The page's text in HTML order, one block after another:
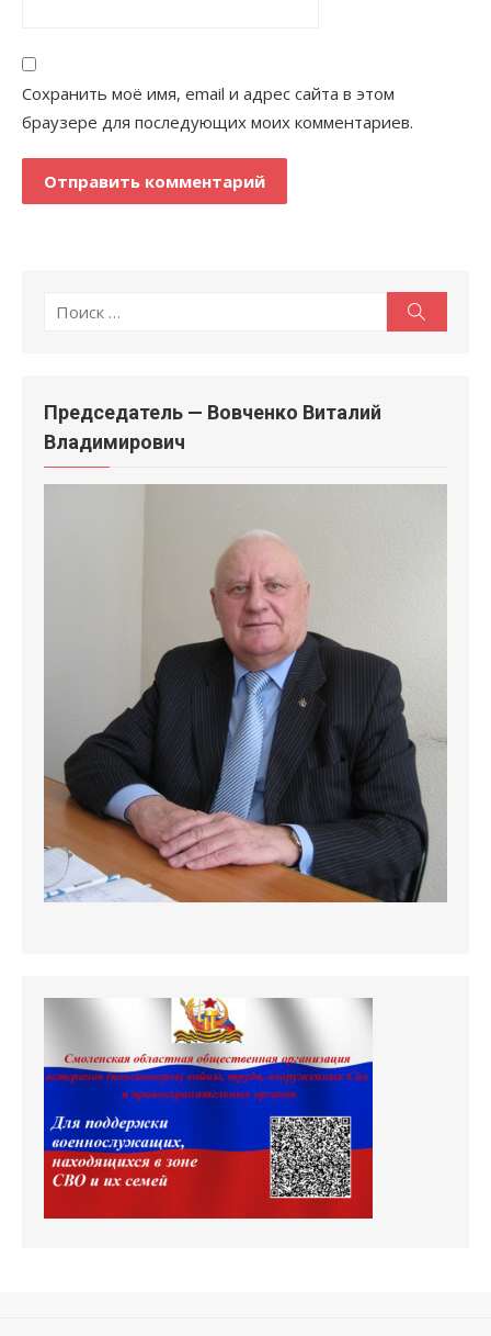
Сохранить моё имя, email и адрес сайта в этом
браузере для последующих моих комментариев.
Поиск
Председатель — Вовченко Виталий
Владимирович